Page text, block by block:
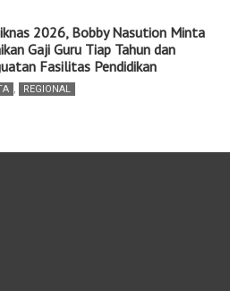
2026, Bobby Nasution Minta
Gaji Guru Tiap Tahun dan
Fasilitas Pendidikan
, REGIONAL